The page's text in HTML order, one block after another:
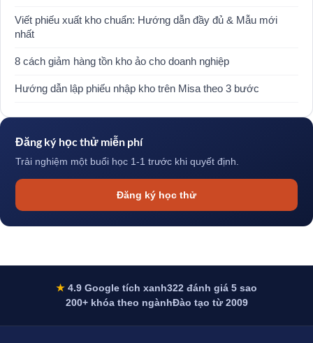
Viết phiếu xuất kho chuẩn: Hướng dẫn đầy đủ & Mẫu mới
nhất
8 cách giảm hàng tồn kho ảo cho doanh nghiệp
Hướng dẫn lập phiếu nhập kho trên Misa theo 3 bước
Đăng ký học thử miễn phí
Trải nghiệm một buổi học 1-1 trước khi quyết định.
Đăng ký học thử
★ 4.9 Google tích xanh322 đánh giá 5 sao
200+ khóa theo ngànhĐào tạo từ 2009